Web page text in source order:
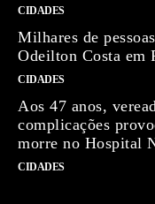
CIDADES
Milhares de
Odeilton Costa em
CIDADES
Aos 47 anos,
complicações
morre no Hospital
CIDADES